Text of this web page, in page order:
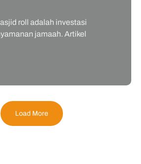
roll adalah investasi
jamaah. Artikel
Load More